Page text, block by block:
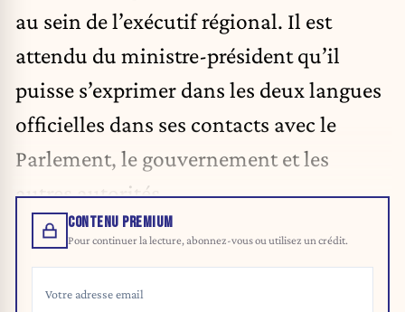
au sein de l’exécutif régional. Il est
attendu du ministre-président qu’il
puisse s’exprimer dans les deux langues
officielles dans ses contacts avec le
Parlement, le gouvernement et les
autres autorités.
CONTENU PREMIUM
Pour continuer la lecture, abonnez-vous ou utilisez un crédit.